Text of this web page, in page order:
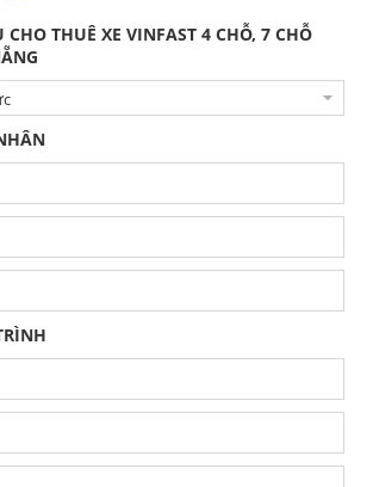
CHO THUÊ XE VINFAST 4 CHỖ, 7 CHỖ